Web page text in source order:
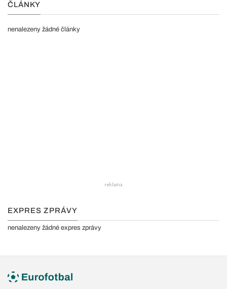
ČLÁNKY
nenalezeny žádné články
EXPRES ZPRÁVY
nenalezeny žádné expres zprávy